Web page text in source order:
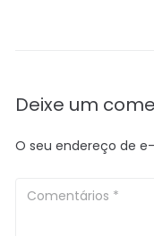
Deixe um
O seu endereço de